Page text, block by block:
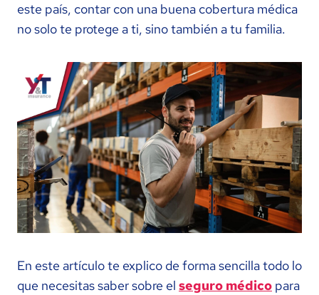
este país, contar con una buena cobertura médica
no solo te protege a ti, sino también a tu familia.
En este artículo te explico de forma sencilla todo lo
que necesitas saber sobre el seguro médico para